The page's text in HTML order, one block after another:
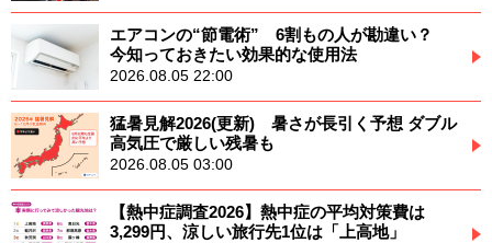
エアコンの“節電術” 6割もの人が勘違い？
今知っておきたい効果的な使用法
2026.08.05 22:00
猛暑見解2026(更新) 暑さが長引く予想 ダブル
高気圧で厳しい残暑も
2026.08.05 03:00
【熱中症調査2026】熱中症の平均対策費は
3,299円、涼しい旅行先1位は「上高地」